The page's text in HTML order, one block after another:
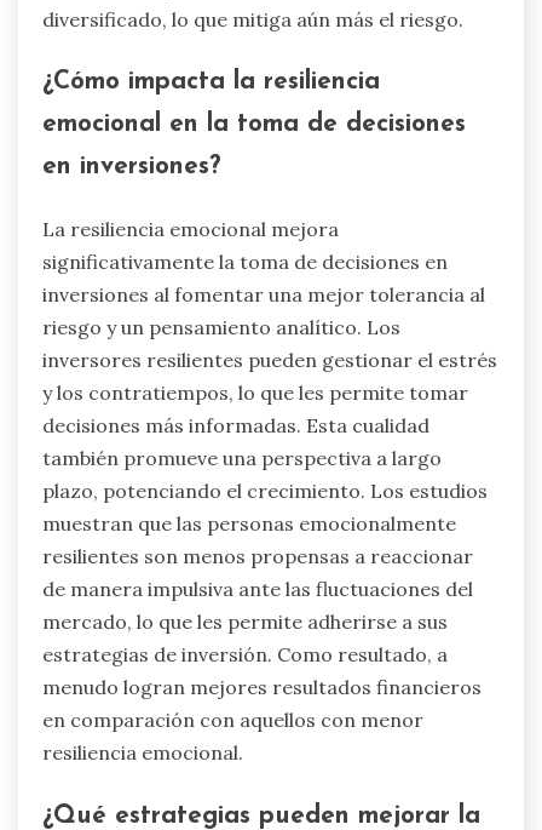
diversificado, lo que mitiga aún más el riesgo.
¿Cómo impacta la resiliencia
emocional en la toma de decisiones
en inversiones?
La resiliencia emocional mejora
significativamente la toma de decisiones en
inversiones al fomentar una mejor tolerancia al
riesgo y un pensamiento analítico. Los
inversores resilientes pueden gestionar el estrés
y los contratiempos, lo que les permite tomar
decisiones más informadas. Esta cualidad
también promueve una perspectiva a largo
plazo, potenciando el crecimiento. Los estudios
muestran que las personas emocionalmente
resilientes son menos propensas a reaccionar
de manera impulsiva ante las fluctuaciones del
mercado, lo que les permite adherirse a sus
estrategias de inversión. Como resultado, a
menudo logran mejores resultados financieros
en comparación con aquellos con menor
resiliencia emocional.
¿Qué estrategias pueden mejorar la